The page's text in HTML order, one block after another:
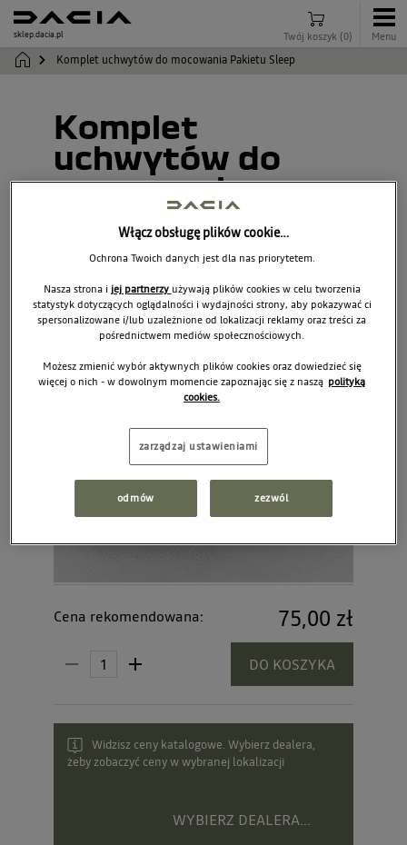
sklep.dacia.pl Twój koszyk (0) Menu
Komplet uchwytów do mocowania Pakietu Sleep
Komplet
uchwytów do
mocowania
Pakietu Sleep
572015754R
Cena rekomendowana: 75,00 zł
DO KOSZYKA
Widzisz ceny katalogowe. Wybierz dealera,
żeby zobaczyć ceny w wybranej lokalizacji
WYBIERZ DEALERA...
Włącz obsługę plików cookie…
Ochrona Twoich danych jest dla nas priorytetem.
Nasza strona i jej partnerzy używają plików cookies w celu tworzenia
statystyk dotyczących oglądalności i wydajności strony, aby pokazywać ci
spersonalizowane i/lub uzależnione od lokalizacji reklamy oraz treści za
pośrednictwem mediów społecznościowych.
Możesz zmienić wybór aktywnych plików cookies oraz dowiedzieć się
więcej o nich - w dowolnym momencie zapoznając się z naszą polityką
cookies.
zarządzaj ustawieniami
odmów zezwól